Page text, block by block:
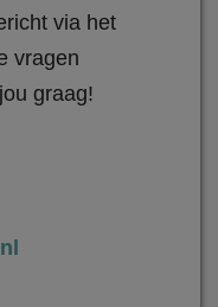
via het
vragen
graag!